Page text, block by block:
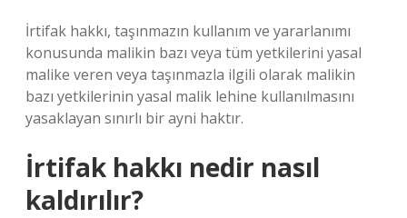
İrtifak hakkı, taşınmazın kullanım ve yararlanımı
konusunda malikin bazı veya tüm yetkilerini yasal
malike veren veya taşınmazla ilgili olarak malikin
bazı yetkilerinin yasal malik lehine kullanılmasını
yasaklayan sınırlı bir ayni haktır.
İrtifak hakkı nedir nasıl
kaldırılır?